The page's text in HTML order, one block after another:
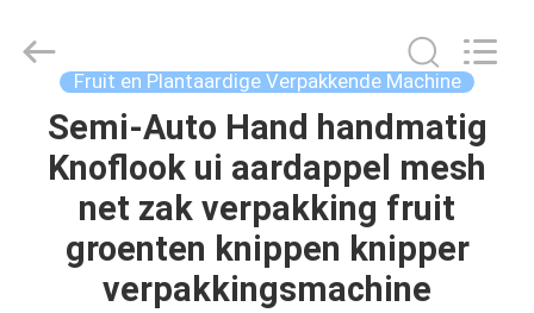
THUIS
PRODUCTEN
OVER
Reserved.
Fruit en Plantaardige Verpakkende Machine
Semi-Auto Hand handmatig
Knoflook ui aardappel mesh
net zak verpakking fruit
groenten knippen knipper
verpakkingsmachine